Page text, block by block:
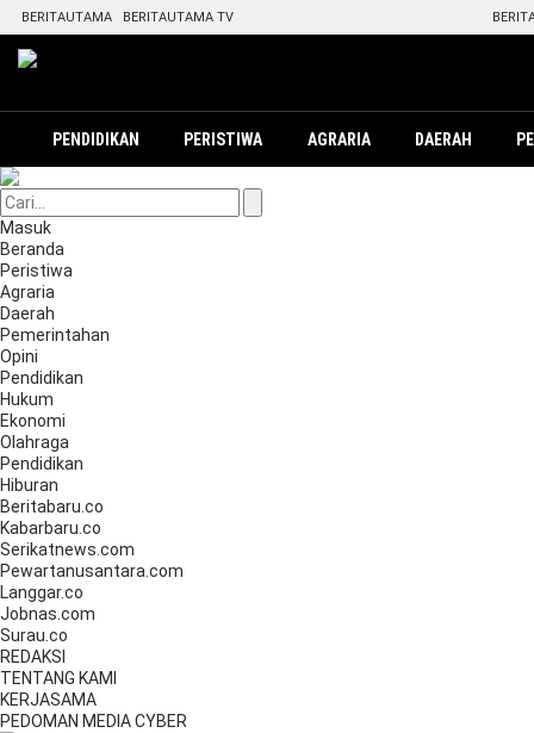
BERITAUTAMA BERITAUTAMA TV
PENDIDIKAN PERISTIWA AGRARIA DAERAH
Masuk
Beranda
Peristiwa
Agraria
Daerah
Pemerintahan
Opini
Pendidikan
Hukum
Ekonomi
Olahraga
Pendidikan
Hiburan
Beritabaru.co
Kabarbaru.co
Serikatnews.com
Pewartanusantara.com
Langgar.co
Jobnas.com
Surau.co
REDAKSI
TENTANG KAMI
KERJASAMA
PEDOMAN MEDIA CYBER